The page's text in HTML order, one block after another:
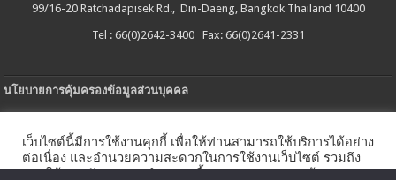
99/16-20 Ratchadapisek Rd., Din-Daeng, Bangkok Thailand 10400
Tel : 66(0)2642-3400 Fax: 66(0)2641-2331
นโยบายการคุ้มครองข้อมูลส่วนบุคคล
นโยบายการใช้คกกี้
เว็บไซต์นี้มีการใช้งานคุกกี้ เพื่อให้ท่านสามารถใช้บริการได้อย่าง
ต่อเนื่อง และอำนวยความสะดวกในการใช้งานเว็บไซต์ รวมถึง
ช่วยให้เราปรับปรุงการนำเสนอเนื้อหาตรงตามความต้องการ